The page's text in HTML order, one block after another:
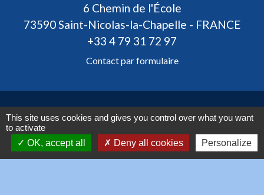
6 Chemin de l'École
73590 Saint-Nicolas-la-Chapelle - FRANCE
+33 4 79 31 72 97
Contact par formulaire
Mentions légales - Politique de confidentialité -
Accessibilité - Plan du site -
This site uses cookies and gives you control over what you want
to activate
OK, accept all
Deny all cookies Personalize